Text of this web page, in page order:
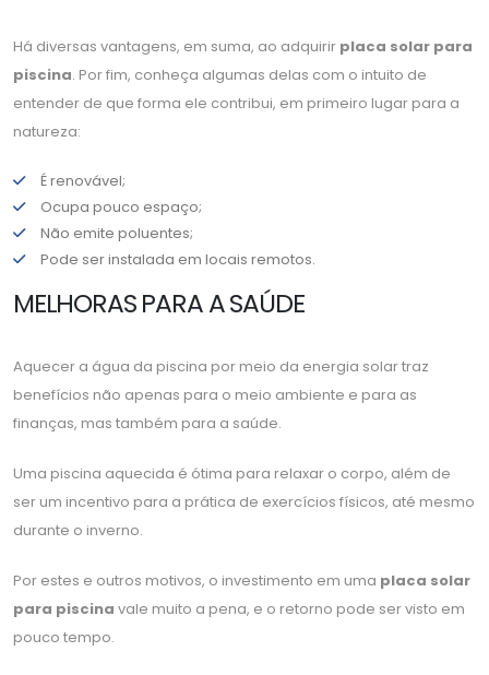
Há diversas vantagens, em suma, ao adquirir placa solar para
piscina. Por fim, conheça algumas delas com o intuito de
entender de que forma ele contribui, em primeiro lugar para a
natureza:
É renovável;
Ocupa pouco espaço;
Não emite poluentes;
Pode ser instalada em locais remotos.
MELHORAS PARA A SAÚDE
Aquecer a água da piscina por meio da energia solar traz
benefícios não apenas para o meio ambiente e para as
finanças, mas também para a saúde.
Uma piscina aquecida é ótima para relaxar o corpo, além de
ser um incentivo para a prática de exercícios físicos, até mesmo
durante o inverno.
Por estes e outros motivos, o investimento em uma placa solar
para piscina vale muito a pena, e o retorno pode ser visto em
pouco tempo.